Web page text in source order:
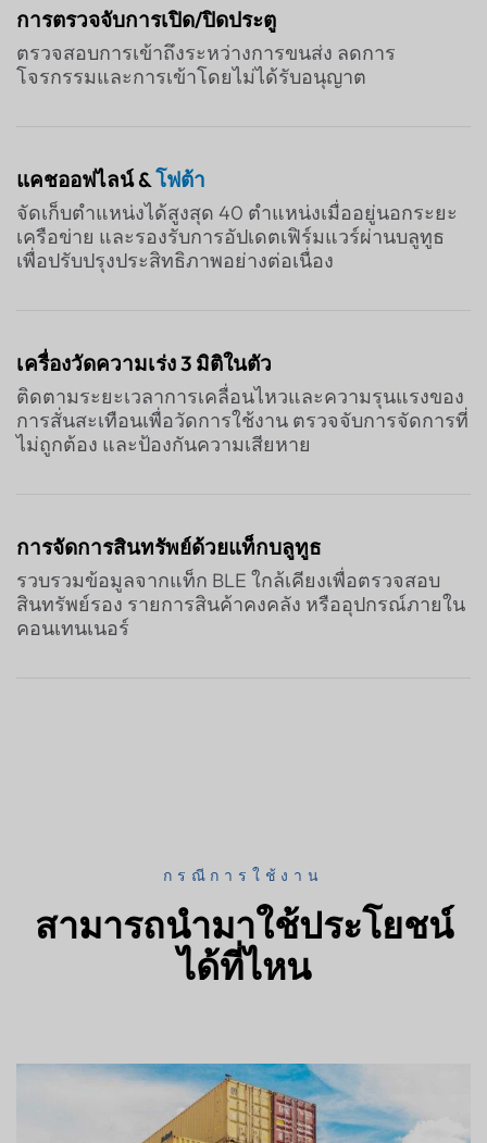
การตรวจจับการเปิด/ปิดประตู
ตรวจสอบการเข้าถึงระหว่างการขนส่ง ลดการ
โจรกรรมและการเข้าโดยไม่ได้รับอนุญาต
แคชออฟไลน์ &โฟต้า
จัดเก็บตำแหน่งได้สูงสุด 40 ตำแหน่งเมื่ออยู่นอกระยะ
เครือข่าย และรองรับการอัปเดตเฟิร์มแวร์ผ่านบลูทูธ
เพื่อปรับปรุงประสิทธิภาพอย่างต่อเนื่อง
เครื่องวัดความเร่ง 3 มิติในตัว
ติดตามระยะเวลาการเคลื่อนไหวและความรุนแรงของ
การสั่นสะเทือนเพื่อวัดการใช้งาน ตรวจจับการจัดการที่
ไม่ถูกต้อง และป้องกันความเสียหาย
การจัดการสินทรัพย์ด้วยแท็กบลูทูธ
รวบรวมข้อมูลจากแท็ก BLE ใกล้เคียงเพื่อตรวจสอบ
สินทรัพย์รอง รายการสินค้าคงคลัง หรืออุปกรณ์ภายใน
คอนเทนเนอร์
กรณีการใช้งาน
สามารถนำมาใช้ประโยชน์
ได้ที่ไหน